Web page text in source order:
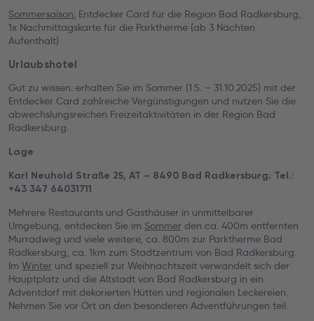
Sommersaison: Entdecker Card für die Region Bad Radkersburg,
1x Nachmittagskarte für die Parktherme (ab 3 Nächten
Aufenthalt)
Urlaubshotel
Gut zu wissen: erhalten Sie im Sommer (1.5. – 31.10.2025) mit der
Entdecker Card zahlreiche Vergünstigungen und nutzen Sie die
abwechslungsreichen Freizeitaktivitäten in der Region Bad
Radkersburg.
Lage
Karl Neuhold Straße 25, AT – 8490 Bad Radkersburg; Tel.:
+43 347 64031711
Mehrere Restaurants und Gasthäuser in unmittelbarer
Umgebung, entdecken Sie im Sommer den ca. 400m entfernten
Murradweg und viele weitere, ca. 800m zur Parktherme Bad
Radkersburg, ca. 1km zum Stadtzentrum von Bad Radkersburg.
Im Winter und speziell zur Weihnachtszeit verwandelt sich der
Hauptplatz und die Altstadt von Bad Radkersburg in ein
Adventdorf mit dekorierten Hütten und regionalen Leckereien.
Nehmen Sie vor Ort an den besonderen Adventführungen teil.